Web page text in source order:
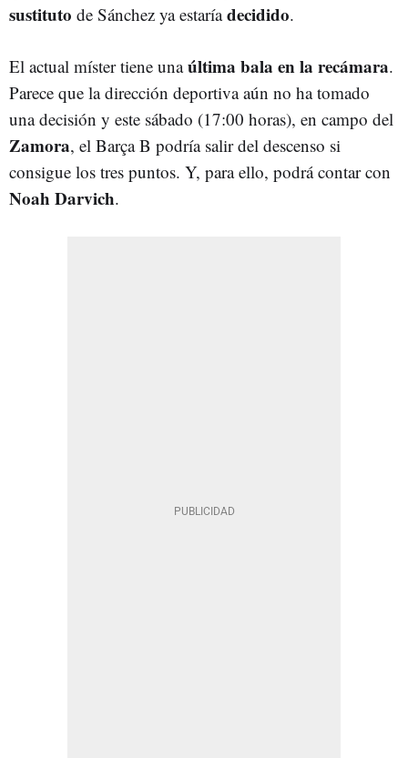
sustituto de Sánchez ya estaríadecidido.
El actual míster tiene unaúltima bala en la recámara.
Parece que la dirección deportiva aún no ha tomado
una decisión y este sábado (17:00 horas), en campo del
Zamora, el Barça B podría salir del descenso si
consigue los tres puntos. Y, para ello, podrá contar con
Noah Darvich.